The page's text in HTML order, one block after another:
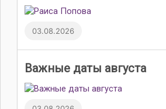
03.08.2026
Важные даты августа